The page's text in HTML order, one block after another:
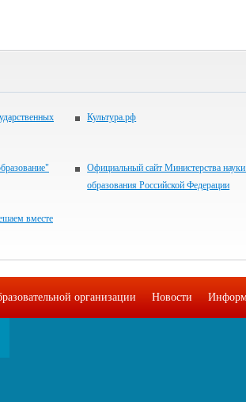
Культура.рф
Официальный сайт Министерства
образования Российской Федерации
вместе
организации Новости